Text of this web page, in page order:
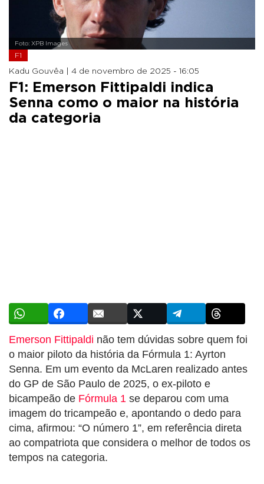
Foto: XPB Images
F1
Kadu Gouvêa | 4 de novembro de 2025 - 16:05
F1: Emerson Fittipaldi indica
Senna como o maior na história
da categoria
Emerson Fittipaldi não tem dúvidas sobre quem foi
o maior piloto da história da Fórmula 1: Ayrton
Senna. Em um evento da McLaren realizado antes
do GP de São Paulo de 2025, o ex-piloto e
bicampeão de Fórmula 1 se deparou com uma
imagem do tricampeão e, apontando o dedo para
cima, afirmou: “O número 1”, em referência direta
ao compatriota que considera o melhor de todos os
tempos na categoria.